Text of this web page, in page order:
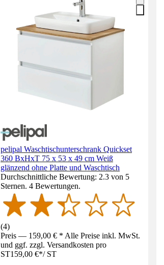
pelipal Waschtischunterschrank Quickset
360 BxHxT 75 x 53 x 49 cm Weiß
glänzend ohne Platte und Waschtisch
Durchschnittliche Bewertung: 2.3 von 5
Sternen. 4 Bewertungen.
(4)
Preis — 159,00 € * Alle Preise inkl. MwSt.
und ggf. zzgl. Versandkosten pro
ST159,00 €*/ ST